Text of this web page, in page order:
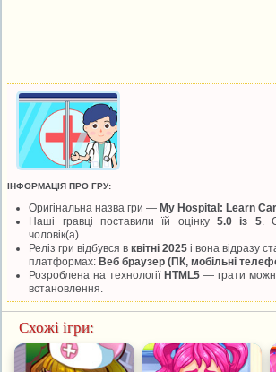
ІНФОРМАЦІЯ ПРО ГРУ:
Оригінальна назва гри —My Hospital: Learn
Наші гравці поставили їй оцінку5.0 із 5.
чоловік(а).
Реліз гри відбувся вквітні 2025 і вона відразу
платформах:Веб браузер (ПК, мобільні
Розроблена на технології HTML5— грати
встановлення.
Схожі ігри: